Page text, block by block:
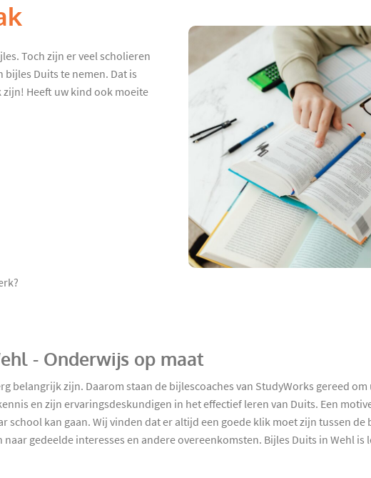
Toch zijn er veel scholieren
Duits te nemen. Dat is
Heeft uw kind ook moeite
- Onderwijs op maat
belangrijk zijn. Daarom staan de bijlescoaches van StudyWorks gereed
en zijn ervaringsdeskundigen in het effectief leren van Duits. Een
school kan gaan. Wij vinden dat er altijd een goede klik moet zijn tussen de
gedeelde interesses en andere overeenkomsten. Bijles Duits in Wehl is